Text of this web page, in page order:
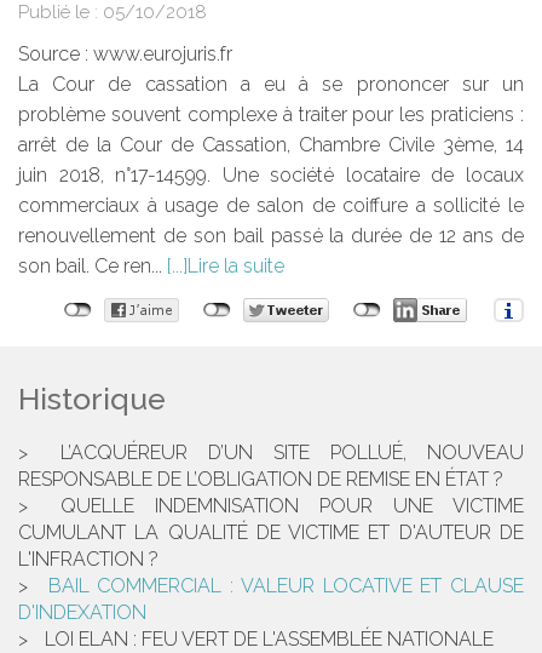
Publié le : 05/10/2018
Source : www.eurojuris.fr
La Cour de cassation a eu à se prononcer sur un
problème souvent complexe à traiter pour les praticiens :
arrêt de la Cour de Cassation, Chambre Civile 3ème, 14
juin 2018, n°17-14599. Une société locataire de locaux
commerciaux à usage de salon de coiffure a sollicité le
renouvellement de son bail passé la durée de 12 ans de
son bail. Ce ren...
Lire la suite
Historique
L’ACQUÉREUR D’UN SITE POLLUÉ, NOUVEAU
RESPONSABLE DE L’OBLIGATION DE REMISE EN ÉTAT ?
QUELLE INDEMNISATION POUR UNE VICTIME
CUMULANT LA QUALITÉ DE VICTIME ET D'AUTEUR DE
L'INFRACTION ?
BAIL COMMERCIAL : VALEUR LOCATIVE ET CLAUSE
D'INDEXATION
LOI ELAN : FEU VERT DE L'ASSEMBLÉE NATIONALE